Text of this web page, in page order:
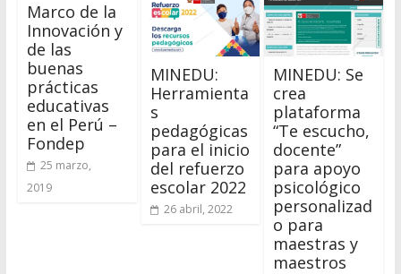
Marco de la
Innovación y
de las
buenas
prácticas
educativas
en el Perú –
Fondep
25 marzo,
2019
MINEDU:
Herramienta
s
pedagógicas
para el inicio
del refuerzo
escolar 2022
26 abril, 2022
MINEDU: Se
crea
plataforma
“Te escucho,
docente”
para apoyo
psicológico
personalizad
o para
maestras y
maestros